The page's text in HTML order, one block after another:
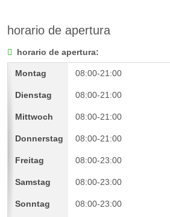
horario de apertura
horario de apertura:
08:00-21:00
08:00-21:00
08:00-21:00
08:00-21:00
08:00-23:00
08:00-23:00
08:00-23:00